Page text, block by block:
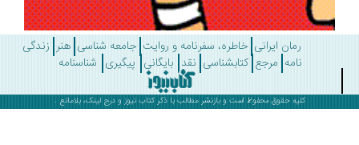
رمان ایرانی خاطره، سفرنامه و روایت جامعه شناسی هنر زندگی
مرجع کتابشناسی نقد بایگانی پیگیری شناسنامه
کلیه حقوق محفوظ است و بازنشر مطالب با ذکرکتاب نیوز و درج لینک، بلامانع .